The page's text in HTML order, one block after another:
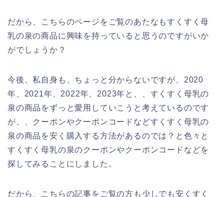
だから、こちらのページをご覧のあたなもすくすく母
乳の泉の商品に興味を持っていると思うのですがいか
がでしょうか？
今後、私自身も、ちょっと分からないですが、2020
年、2021年、2022年、2023年と、、すくすく母乳の
泉の商品をずっと愛用していこうと考えているのです
が、、クーポンやクーポンコードなどすくすく母乳の
泉の商品を安く購入する方法があるのでは？と色々と
すくすく母乳の泉のクーポンやクーポンコードなどを
探してみることにしました。
だから、こちらの記事をご覧の方も少しでも安くすく